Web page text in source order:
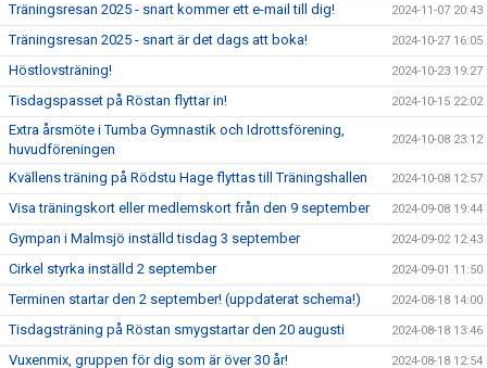
Träningsresan 2025 - snart kommer ett e-mail till dig! 2024-11-07 20:43
Träningsresan 2025 - snart är det dags att boka! 2024-10-27 16:05
Höstlovsträning! 2024-10-23 19:27
Tisdagspasset på Röstan flyttar in! 2024-10-15 22:02
Extra årsmöte i Tumba Gymnastik och Idrottsförening,
huvudföreningen
2024-10-08 23:12
Kvällens träning på Rödstu Hage flyttas till Träningshallen 2024-10-08 12:57
Visa träningskort eller medlemskort från den 9 september 2024-09-08 19:44
Gympan i Malmsjö inställd tisdag 3 september 2024-09-02 12:43
Cirkel styrka inställd 2 september 2024-09-01 11:50
Terminen startar den 2 september! (uppdaterat schema!) 2024-08-18 14:00
Tisdagsträning på Röstan smygstartar den 20 augusti 2024-08-18 13:46
Vuxenmix, gruppen för dig som är över 30 år! 2024-08-18 12:54